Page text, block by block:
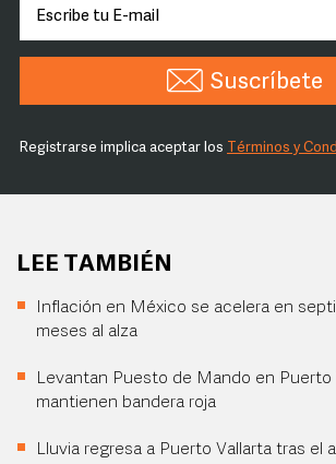
Suscríbete
Registrarse implica aceptar los Términos y
LEE TAMBIÉN
Inflación en México se acelera en
meses al alza
Levantan Puesto de Mando en Puerto
mantienen bandera roja
Lluvia regresa a Puerto Vallarta tras el